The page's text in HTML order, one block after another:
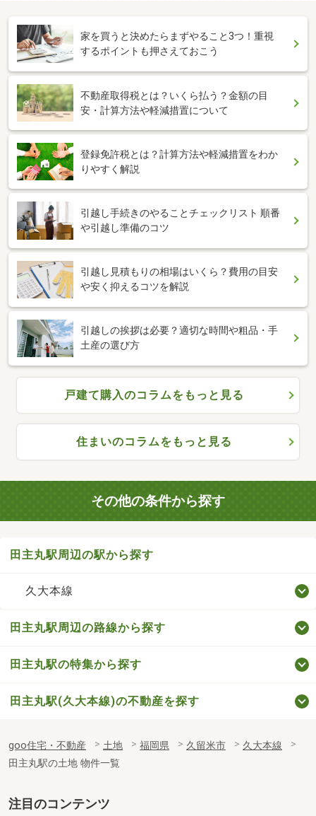
家を買うと決めたらまずやること3つ！重視
するポイントも押さえておこう
不動産取得税とは？いくら払う？金額の目
安・計算方法や軽減措置について
登録免許税とは？計算方法や軽減措置をわか
りやすく解説
引越し手続きのやることチェックリスト 順番
や引越し準備のコツ
引越し見積もりの相場はいくら？費用の目安
や安く抑えるコツを解説
引越しの挨拶は必要？適切な時間や粗品・手
土産の選び方
戸建て購入のコラムをもっと見る
住まいのコラムをもっと見る
その他の条件から探す
田主丸駅周辺の駅から探す
久大本線
田主丸駅周辺の路線から探す
田主丸駅の特集から探す
田主丸駅(久大本線)の不動産を探す
goo住宅・不動産 土地 福岡県 久留米市
久大本線
田主丸駅の土地 物件一覧
注目のコンテンツ